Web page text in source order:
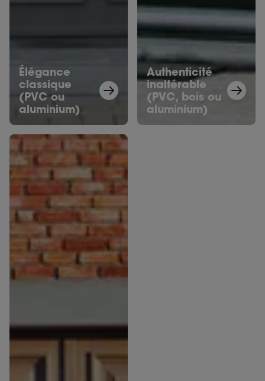
Élégance
classique
(PVC ou
aluminium)
Authenticité
inaltérable
(PVC, bois ou
aluminium)